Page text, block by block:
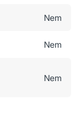
Nem
Nem
Nem